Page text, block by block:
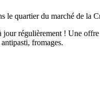
le quartier du marché de la
régulièrement ! Une
fromages.